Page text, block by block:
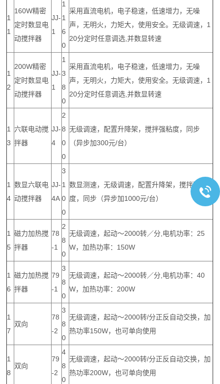
1
1
160W精密
定时数显电
动搅拌器
JJ-
1
1
1
6
0
采用直流电机，电子稳速，低速增力，无噪
声，无明火，力矩大，使用安全。无级调速，1
20分定时任意调选,并数显转速
1
2
200W精密
定时数显电
动搅拌器
JJ-
1
1
3
8
0
采用直流电机，电子稳速，低速增力，无噪
声，无明火，力矩大，使用安全。无级调速，1
20分定时任意调选,并数显转速
1
3
六联电动搅
拌器
JJ-
4
2
8
0
0
无级调速，配置升降架，搅拌强粘度，同步
（异步加300元/台）
1
4
数显六联电
动搅拌器
JJ-
4A
3
1
0
0
数显测速，无级调速，配置升降架，搅拌强粘
度，同步（异步加1000元/台）
1
5
磁力加热搅
拌器
78
-1
2
8
0
无级调速，起动～2000转／分,电机功率：25
W，加热功率：150W
1
6
磁力加热搅
拌器
79
-1
3
8
0
无级调速，起动～2000转／分,电机功率：40
W，加热功率：200W
1
7
双向
78
-2
3
8
0
无级调速，起动～2000转/分正反自动交换，加
热功率150W，也可单向使用
1
8
双向
79
-2
4
8
0
无级调速，起动～2000转/分正反自动交换，加
热功率200W，也可单向使用